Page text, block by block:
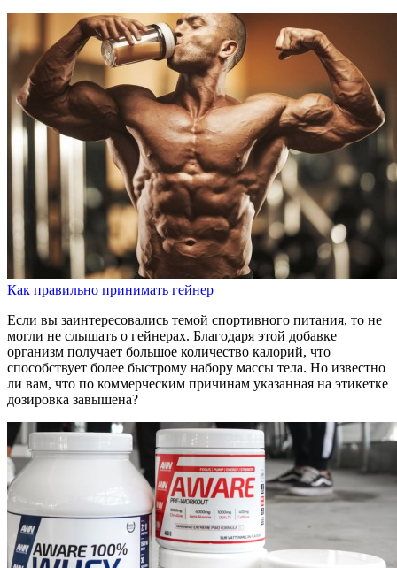
Как правильно принимать гейнер
Если вы заинтересовались темой спортивного питания, то не
могли не слышать о гейнерах. Благодаря этой добавке
организм получает большое количество калорий, что
способствует более быстрому набору массы тела. Но известно
ли вам, что по коммерческим причинам указанная на этикетке
дозировка завышена?